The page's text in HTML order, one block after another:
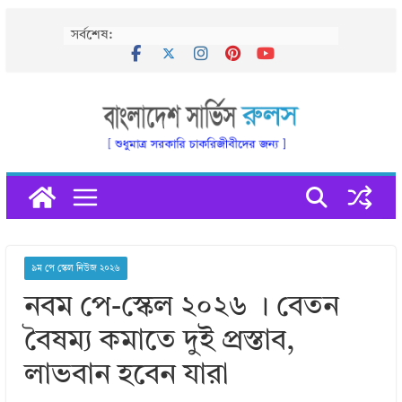
সর্বশেষ:
৯ম পে স্কেল নিউজ ২০২৬
নবম পে-স্কেল ২০২৬ । বেতন
বৈষম্য কমাতে দুই প্রস্তাব,
লাভবান হবেন যারা